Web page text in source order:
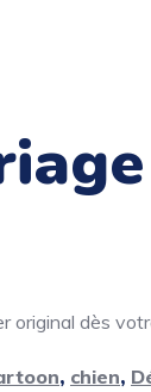
original dès
, chien,